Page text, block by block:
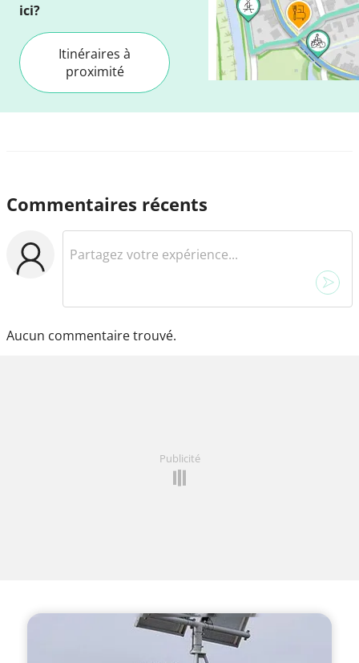
ici?
Itinéraires à
proximité
Commentaires récents
Aucun commentaire trouvé.
Publicité